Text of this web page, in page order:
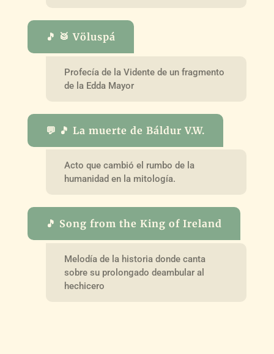
🎵 🥁 Völuspá
Profecía de la Vidente de un fragmento
de la Edda Mayor
💬 🎵 La muerte de Báldur V.W.
Acto que cambió el rumbo de la
humanidad en la mitología.
🎵 Song from the King of Ireland
Melodía de la historia donde canta
sobre su prolongado deambular al
hechicero